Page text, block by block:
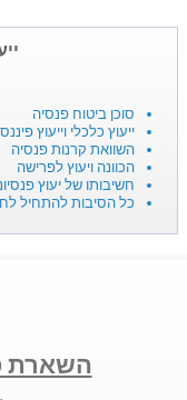
סוכן ביטוח פנסיה
ייעוץ כלכלי וייעוץ
השוואת קרנות פנסיה
הכוונה ויעוץ לפרישה
חשיבותו של יעוץ
כל הסיבות להתחיל
השארת